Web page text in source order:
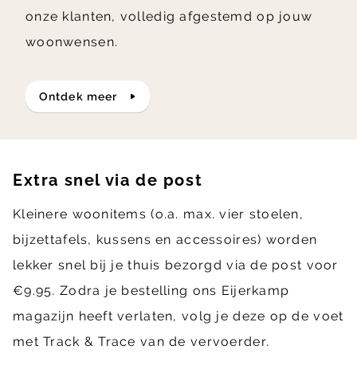
onze klanten, volledig afgestemd op jouw
woonwensen.
ontdek meer
Extra snel via de post
Kleinere woonitems (o.a. max. vier stoelen,
bijzettafels, kussens en accessoires) worden
lekker snel bij je thuis bezorgd via de post voor
€9.95. Zodra je bestelling ons Eijerkamp
magazijn heeft verlaten, volg je deze op de voet
met Track & Trace van de vervoerder.